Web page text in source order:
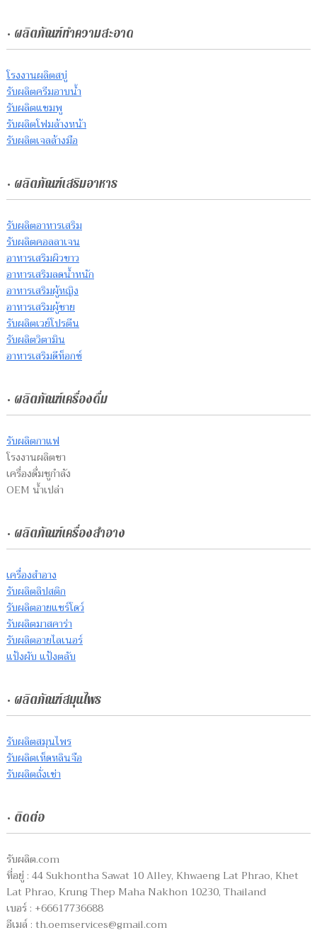
• ผลิตภัณฑ์ทำความสะอาด
โรงงานผลิตสบู่
รับผลิตครีมอาบน้ำ
รับผลิตแชมพู
รับผลิตโฟมล้างหน้า
รับผลิตเจลล้างมือ
• ผลิตภัณฑ์เสริมอาหาร
รับผลิตอาหารเสริม
รับผลิตคอลลาเจน
อาหารเสริมผิวขาว
อาหารเสริมลดน้ำหนัก
อาหารเสริมผู้หญิง
อาหารเสริมผู้ชาย
รับผลิตเวย์โปรตีน
รับผลิตวิตามิน
อาหารเสริมดีท็อกซ์
• ผลิตภัณฑ์เครื่องดื่ม
รับผลิตกาแฟ
โรงงานผลิตชา
เครื่องดื่มชูกำลัง
OEM น้ำเปล่า
• ผลิตภัณฑ์เครื่องสำอาง
เครื่องสำอาง
รับผลิตลิปสติก
รับผลิตอายแชร์โดว์
รับผลิตมาสคาร่า
รับผลิตอายไลเนอร์
แป้งผับ แป้งตลับ
• ผลิตภัณฑ์สมุนไพร
รับผลิตสมุนไพร
รับผลิตเห็ดหลินจือ
รับผลิตถั่งเช่า
• ติดต่อ
รับผลิต.com
ที่อยู่ : 44 Sukhontha Sawat 10 Alley, Khwaeng Lat Phrao, Khet
Lat Phrao, Krung Thep Maha Nakhon 10230, Thailand
เบอร์ : +66617736688
อีเมล์ : th.oemservices@gmail.com